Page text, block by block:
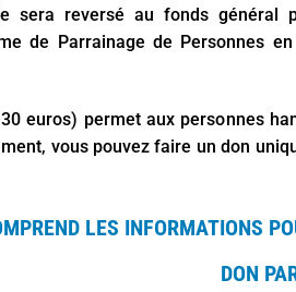
sera reversé au fonds
de Parrainage de Personnes
euros) permet aux personnes
vous pouvez faire un don
LES INFORMATIONS
DON